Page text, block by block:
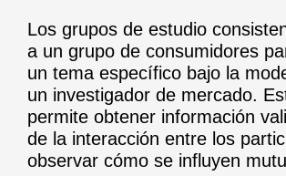
Los grupos de estudio
a un grupo de consumidores
un tema específico bajo la
un investigador de mercado.
permite obtener información
de la interacción entre los
observar cómo se influyen